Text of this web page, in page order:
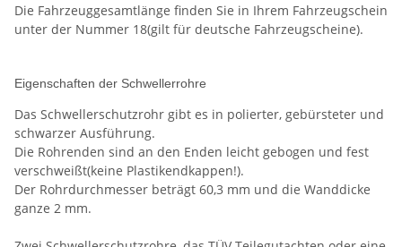
Die Fahrzeuggesamtlänge finden Sie in Ihrem Fahrzeugschein
unter der Nummer 18(gilt für deutsche Fahrzeugscheine).
Eigenschaften der Schwellerrohre
Das Schwellerschutzrohr gibt es in polierter, gebürsteter und
schwarzer Ausführung.
Die Rohrenden sind an den Enden leicht gebogen und fest
verschweißt(keine Plastikendkappen!).
Der Rohrdurchmesser beträgt 60,3 mm und die Wanddicke
ganze 2 mm.